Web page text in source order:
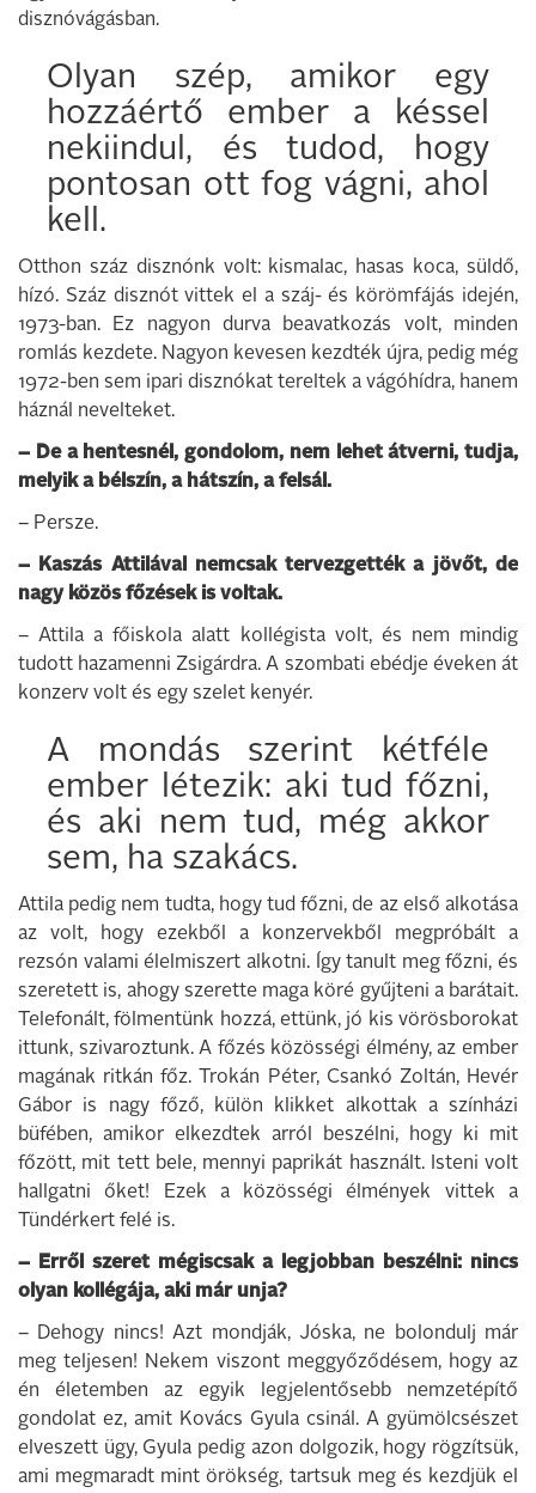
disznóvágásban.
Olyan szép, amikor egy
hozzáértő ember a késsel
nekiindul, és tudod, hogy
pontosan ott fog vágni, ahol
kell.
Otthon száz disznónk volt: kismalac, hasas koca, süldő,
hízó. Száz disznót vittek el a száj- és körömfájás idején,
1973-ban. Ez nagyon durva beavatkozás volt, minden
romlás kezdete. Nagyon kevesen kezdték újra, pedig még
1972-ben sem ipari disznókat tereltek a vágóhídra, hanem
háznál nevelteket.
– De a hentesnél, gondolom, nem lehet átverni, tudja,
melyik a bélszín, a hátszín, a felsál.
– Persze.
– Kaszás Attilával nemcsak tervezgették a jövőt, de
nagy közös főzések is voltak.
– Attila a főiskola alatt kollégista volt, és nem mindig
tudott hazamenni Zsigárdra. A szombati ebédje éveken át
konzerv volt és egy szelet kenyér.
A mondás szerint kétféle
ember létezik: aki tud főzni,
és aki nem tud, még akkor
sem, ha szakács.
Attila pedig nem tudta, hogy tud főzni, de az első alkotása
az volt, hogy ezekből a konzervekből megpróbált a
rezsón valami élelmiszert alkotni. Így tanult meg főzni, és
szeretett is, ahogy szerette maga köré gyűjteni a barátait.
Telefonált, fölmentünk hozzá, ettünk, jó kis vörösborokat
ittunk, szivaroztunk. A főzés közösségi élmény, az ember
magának ritkán főz. Trokán Péter, Csankó Zoltán, Hevér
Gábor is nagy főző, külön klikket alkottak a színházi
büfében, amikor elkezdtek arról beszélni, hogy ki mit
főzött, mit tett bele, mennyi paprikát használt. Isteni volt
hallgatni őket! Ezek a közösségi élmények vittek a
Tündérkert felé is.
– Erről szeret mégiscsak a legjobban beszélni: nincs
olyan kollégája, aki már unja?
– Dehogy nincs! Azt mondják, Jóska, ne bolondulj már
meg teljesen! Nekem viszont meggyőződésem, hogy az
én életemben az egyik legjelentősebb nemzetépítő
gondolat ez, amit Kovács Gyula csinál. A gyümölcsészet
elveszett ügy, Gyula pedig azon dolgozik, hogy rögzítsük,
ami megmaradt mint örökség, tartsuk meg és kezdjük el